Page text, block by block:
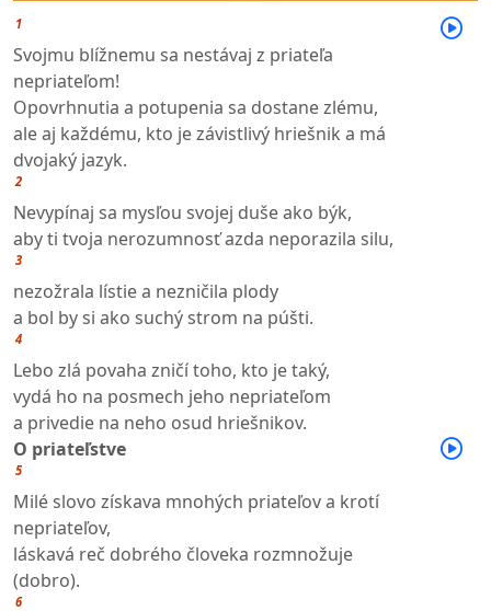
1
Svojmu blížnemu sa nestávaj z priateľa
nepriateľom!
Opovrhnutia a potupenia sa dostane zlému,
ale aj každému, kto je závistlivý hriešnik a má
dvojaký jazyk.
2
Nevypínaj sa mysľou svojej duše ako býk,
aby ti tvoja nerozumnosť azda neporazila silu,
3
nezožrala lístie a nezničila plody
a bol by si ako suchý strom na púšti.
4
Lebo zlá povaha zničí toho, kto je taký,
vydá ho na posmech jeho nepriateľom
a privedie na neho osud hriešnikov.
O priateľstve
5
Milé slovo získava mnohých priateľov a krotí
nepriateľov,
láskavá reč dobrého človeka rozmnožuje
(dobro).
6